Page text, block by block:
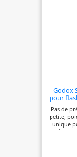
Godox
pour
Pas de
petite,
unique